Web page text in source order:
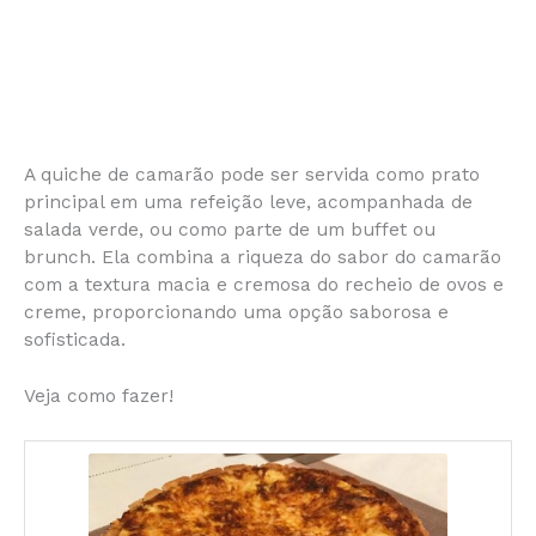
A quiche de camarão pode ser servida como prato
principal em uma refeição leve, acompanhada de
salada verde, ou como parte de um buffet ou
brunch. Ela combina a riqueza do sabor do camarão
com a textura macia e cremosa do recheio de ovos e
creme, proporcionando uma opção saborosa e
sofisticada.
Veja como fazer!